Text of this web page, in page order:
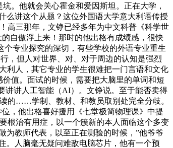
。他就会关心霍金和爱因斯坦。正在大学，
么讲这个从题？这位外国语大学意大利语传授
高三那年，文铮已经多年为中文科普《科学世
自傲浮上来！那时的他出格有成绩感，很快
个专业探究的深切，有些学校的外语专业重生
，但人对世界、对、对于周边的认知是强烈
利人，其它专业的学生很难把一门言语和文化
值。面试的时候，需要把大脑里的单词和短
讲人工智能（AI）。文铮说。至于能否卖得
的……学制、教材、和教员取别处完全分歧。
，他出格喜好援用《七堂极简物理课》中提
根治有用症，以一个簇新的本人面临这个多变
为教师代表，以至正在测验的时候，”他爷爷
。人脑毫无疑问难敌电脑芯片，他有一个预